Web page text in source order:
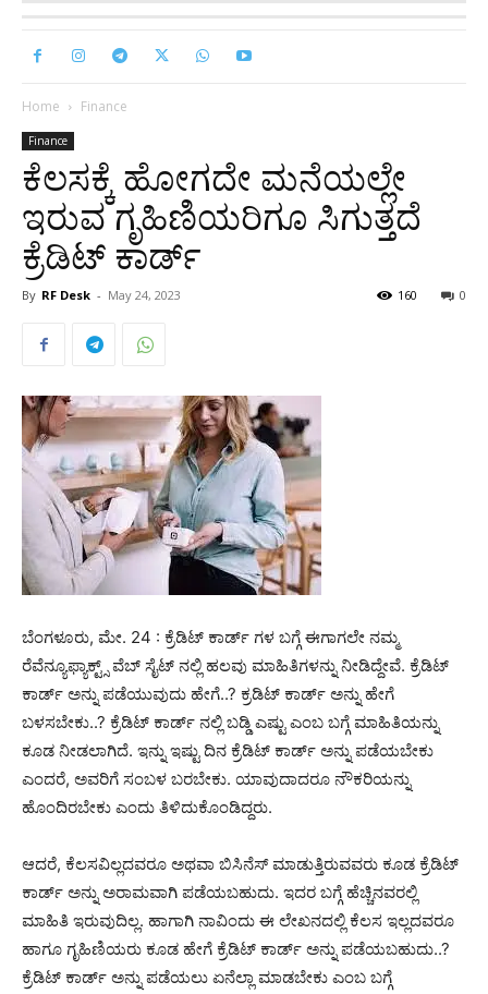
Home Finance
Finance
ಕೆಲಸಕ್ಕೆ ಹೋಗದೇ ಮನೆಯಲ್ಲೇ
ಇರುವ ಗೃಹಿಣಿಯರಿಗೂ ಸಿಗುತ್ತದೆ
ಕ್ರೆಡಿಟ್ ಕಾರ್ಡ್
By RF Desk - May 24, 2023 0
160
ಬೆಂಗಳೂರು, ಮೇ. 24 : ಕ್ರೆಡಿಟ್ ಕಾರ್ಡ್ ಗಳ ಬಗ್ಗೆ ಈಗಾಗಲೇ ನಮ್ಮ
ರೆವೆನ್ಯೂಫ್ಯಾಕ್ಟ್ಸ್ ವೆಬ್ ಸೈಟ್ ನಲ್ಲಿ ಹಲವು ಮಾಹಿತಿಗಳನ್ನು ನೀಡಿದ್ದೇವೆ. ಕ್ರೆಡಿಟ್
ಕಾರ್ಡ್ ಅನ್ನು ಪಡೆಯುವುದು ಹೇಗೆ..? ಕ್ರಡಿಟ್ ಕಾರ್ಡ್ ಅನ್ನು ಹೇಗೆ
ಬಳಸಬೇಕು..? ಕ್ರೆಡಿಟ್ ಕಾರ್ಡ್ ನಲ್ಲಿ ಬಡ್ಡಿ ಎಷ್ಟು ಎಂಬ ಬಗ್ಗೆ ಮಾಹಿತಿಯನ್ನು
ಕೂಡ ನೀಡಲಾಗಿದೆ. ಇನ್ನು ಇಷ್ಟು ದಿನ ಕ್ರೆಡಿಟ್ ಕಾರ್ಡ್ ಅನ್ನು ಪಡೆಯಬೇಕು
ಎಂದರೆ, ಅವರಿಗೆ ಸಂಬಳ ಬರಬೇಕು. ಯಾವುದಾದರೂ ನೌಕರಿಯನ್ನು
ಹೊಂದಿರಬೇಕು ಎಂದು ತಿಳಿದುಕೊಂಡಿದ್ದರು.
ಆದರೆ, ಕೆಲಸವಿಲ್ಲದವರೂ ಅಥವಾ ಬಿಸಿನೆಸ್ ಮಾಡುತ್ತಿರುವವರು ಕೂಡ ಕ್ರೆಡಿಟ್
ಕಾರ್ಡ್ ಅನ್ನು ಅರಾಮವಾಗಿ ಪಡೆಯಬಹುದು. ಇದರ ಬಗ್ಗೆ ಹೆಚ್ಚಿನವರಲ್ಲಿ
ಮಾಹಿತಿ ಇರುವುದಿಲ್ಲ. ಹಾಗಾಗಿ ನಾವಿಂದು ಈ ಲೇಖನದಲ್ಲಿ ಕೆಲಸ ಇಲ್ಲದವರೂ
ಹಾಗೂ ಗೃಹಿಣಿಯರು ಕೂಡ ಹೇಗೆ ಕ್ರೆಡಿಟ್ ಕಾರ್ಡ್ ಅನ್ನು ಪಡೆಯಬಹುದು..?
ಕ್ರೆಡಿಟ್ ಕಾರ್ಡ್ ಅನ್ನು ಪಡೆಯಲು ಏನೆಲ್ಲಾ ಮಾಡಬೇಕು ಎಂಬ ಬಗ್ಗೆ